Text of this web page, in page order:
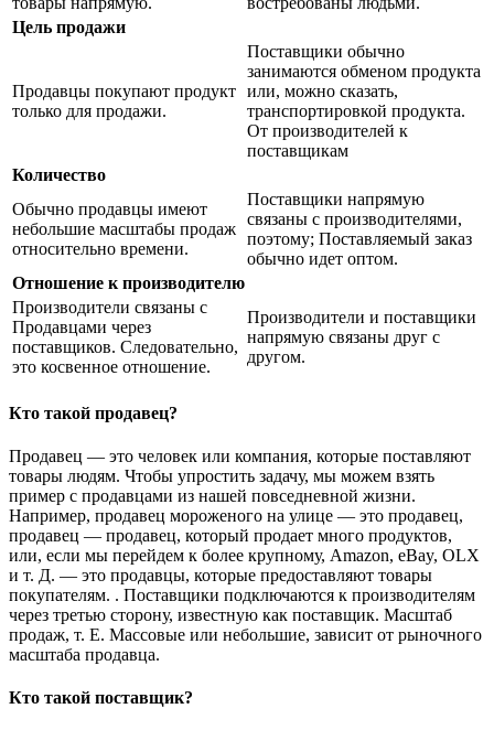
Цель продажи
Продавцы покупают продукт
только для продажи.
Поставщики обычно
занимаются обменом продукта
или, можно сказать,
транспортировкой продукта.
От производителей к
поставщикам
Количество
Обычно продавцы имеют
небольшие масштабы продаж
относительно времени.
Поставщики напрямую
связаны с производителями,
поэтому; Поставляемый заказ
обычно идет оптом.
Отношение к производителю
Производители связаны с
Продавцами через
поставщиков. Следовательно,
это косвенное отношение.
Производители и поставщики
напрямую связаны друг с
другом.
Кто такой продавец?
Продавец — это человек или компания, которые поставляют
товары людям. Чтобы упростить задачу, мы можем взять
пример с продавцами из нашей повседневной жизни.
Например, продавец мороженого на улице — это продавец,
продавец — продавец, который продает много продуктов,
или, если мы перейдем к более крупному, Amazon, eBay, OLX
и т. Д. — это продавцы, которые предоставляют товары
покупателям. . Поставщики подключаются к производителям
через третью сторону, известную как поставщик. Масштаб
продаж, т. Е. Массовые или небольшие, зависит от рыночного
масштаба продавца.
Кто такой поставщик?